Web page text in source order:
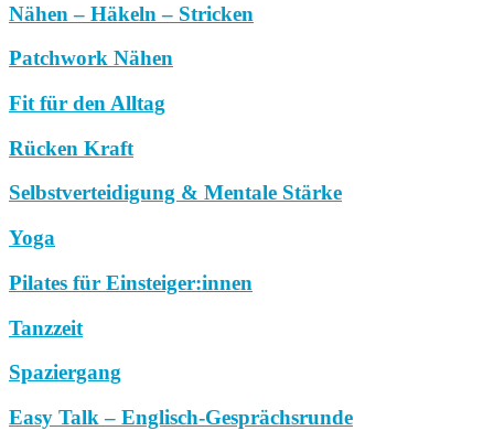
Nähen – Häkeln – Stricken
Patchwork Nähen
Fit für den Alltag
Rücken Kraft
Selbstverteidigung & Mentale Stärke
Yoga
Pilates für Einsteiger:innen
Tanzzeit
Spaziergang
Easy Talk – Englisch-Gesprächsrunde